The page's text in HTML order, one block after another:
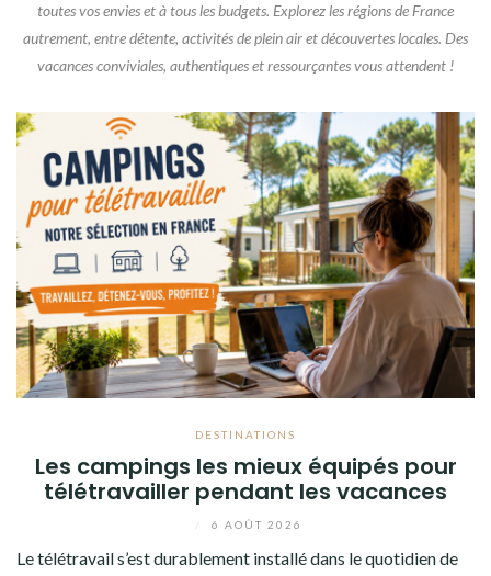
toutes vos envies et à tous les budgets. Explorez les régions de France
autrement, entre détente, activités de plein air et découvertes locales. Des
vacances conviviales, authentiques et ressourçantes vous attendent !
DESTINATIONS
Les campings les mieux équipés pour
télétravailler pendant les vacances
6 AOÛT 2026
Le télétravail s’est durablement installé dans le quotidien de